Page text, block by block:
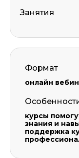
Занятия
Формат
онлайн
курсы
знания и
поддержка